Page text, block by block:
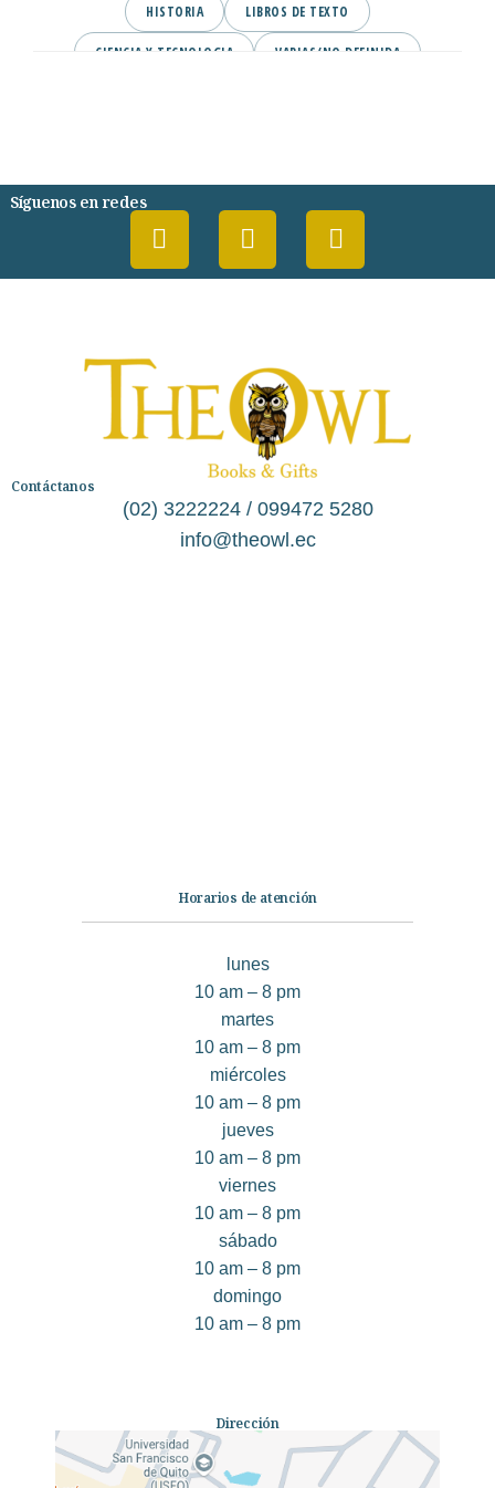
HISTORIA LIBROS DE TEXTO
CIENCIA Y TECNOLOGIA VARIAS/NO DEFINIDA
Síguenos en redes
Contáctanos
(02) 3222224 / 099472 5280
info@theowl.ec
Horarios de atención
lunes
10 am – 8 pm
martes
10 am – 8 pm
miércoles
10 am – 8 pm
jueves
10 am – 8 pm
viernes
10 am – 8 pm
sábado
10 am – 8 pm
domingo
10 am – 8 pm
Dirección